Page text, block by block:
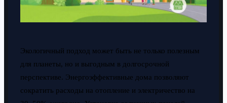
Экологичный подход может быть не только полезным
для планеты, но и выгодным в долгосрочной
перспективе. Энергоэффективные дома позволяют
сократить расходы на отопление и электричество на